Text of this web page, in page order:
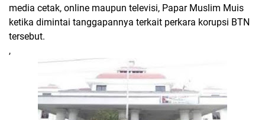
media cetak, online maupun televisi, Papar Muslim Muis
ketika dimintai tanggapannya terkait perkara korupsi BTN
tersebut.
,